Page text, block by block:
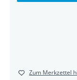
Zum Merkzettel